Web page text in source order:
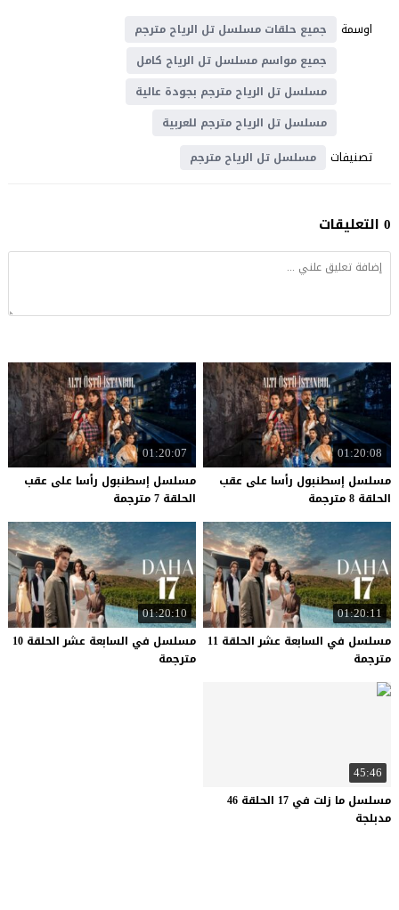
اوسمة
جميع حلقات مسلسل تل الرياح مترجم
جميع مواسم مسلسل تل الرياح كامل
مسلسل تل الرياح مترجم بجودة عالية
مسلسل تل الرياح مترجم للعربية
تصنيفات مسلسل تل الرياح مترجم
0 التعليقات
01:20:08
مسلسل إسطنبول رأسا على عقب
الحلقة 8 مترجمة
01:20:07
مسلسل إسطنبول رأسا على عقب
الحلقة 7 مترجمة
01:20:11
مسلسل في السابعة عشر الحلقة 11
مترجمة
01:20:10
مسلسل في السابعة عشر الحلقة 10
مترجمة
45:46
مسلسل ما زلت في 17 الحلقة 46
مدبلجة